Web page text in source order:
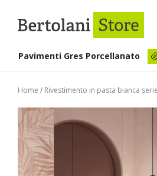
Pavimenti Gres Porcellanato
Home / Rivestimento in pasta bianca